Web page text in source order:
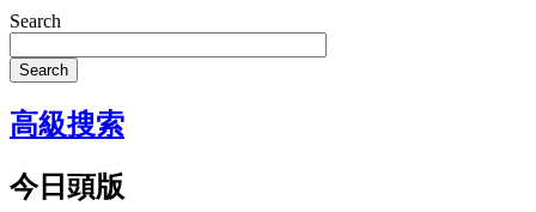
Search
Search
高級搜索
今日頭版